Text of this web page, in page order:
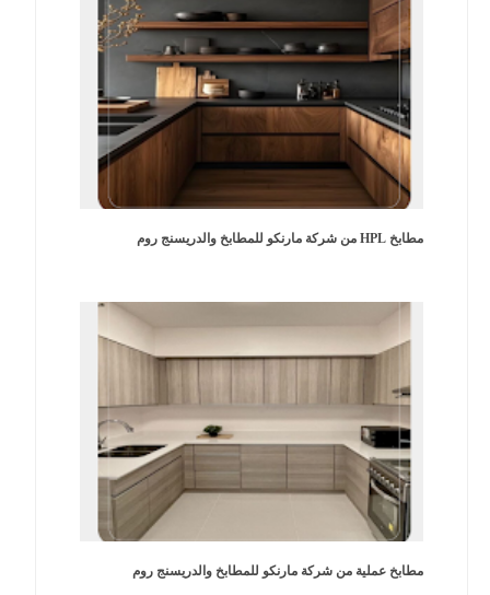
مطابخ HPL من شركة مارنكو للمطابخ والدريسنج روم
مطابخ عملية من شركة مارنكو للمطابخ والدريسنج روم